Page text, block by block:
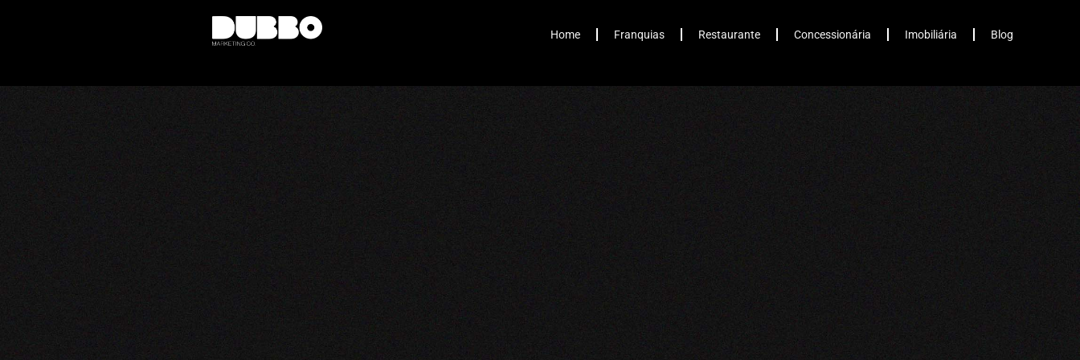
Home Franquias Restaurante Concessionária Imobiliária Blog